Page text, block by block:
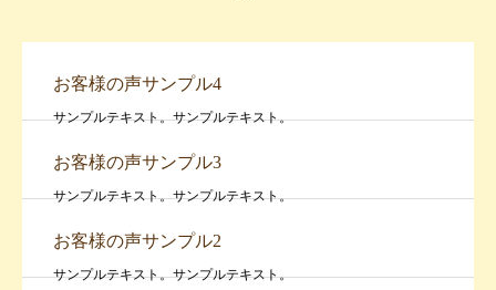
お客様の声サンプル4
サンプルテキスト。サンプルテキスト。
お客様の声サンプル3
サンプルテキスト。サンプルテキスト。
お客様の声サンプル2
サンプルテキスト。サンプルテキスト。